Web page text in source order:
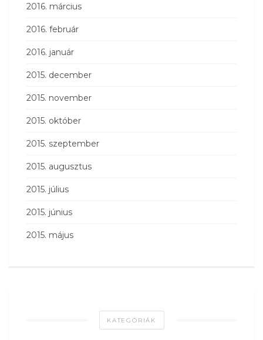
2016. március
2016. február
2016. január
2015. december
2015. november
2015. október
2015. szeptember
2015. augusztus
2015. július
2015. június
2015. május
KATEGÓRIÁK